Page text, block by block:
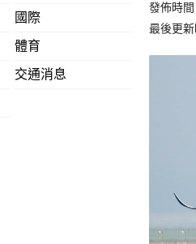
國際
體育
交通消息
發佈時
最後更